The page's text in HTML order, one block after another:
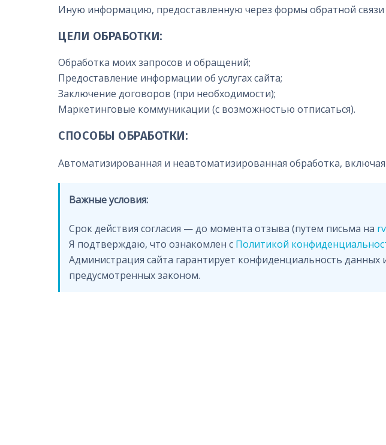
Иную информацию, предоставленную через формы обратной связи
ЦЕЛИ ОБРАБОТКИ:
Обработка моих запросов и обращений;
Предоставление информации об услугах сайта;
Заключение договоров (при необходимости);
Маркетинговые коммуникации (с возможностью отписаться).
СПОСОБЫ ОБРАБОТКИ:
Автоматизированная и неавтоматизированная обработка,
Важные условия:
Срок действия согласия — до момента отзыва (путем письма на
Я подтверждаю, что ознакомлен с Политикой
Администрация сайта гарантирует конфиденциальность данных
предусмотренных законом.